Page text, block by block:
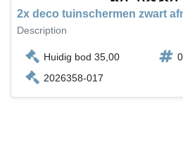
2x deco tuinschermen zwart
Description
Huidig bod 35,00
2026358-017